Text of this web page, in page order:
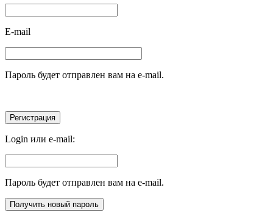
E-mail
Пароль будет отправлен вам на e-mail.
Login или e-mail:
Пароль будет отправлен вам на e-mail.